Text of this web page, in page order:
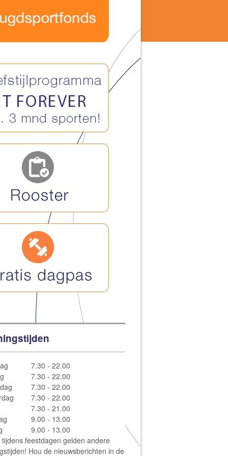
7.30 - 22.00
7.30 - 22.00
7.30 - 22.00
7.30 - 22.00
7.30 - 21.00
9.00 - 13.00
9.00 - 13.00
feestdagen gelden andere
Hou de nieuwsberichten in de